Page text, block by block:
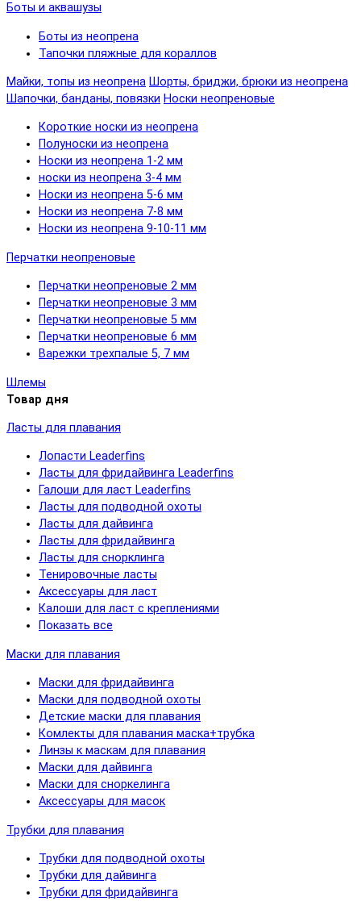
Боты и аквашузы
Боты из неопрена
Тапочки пляжные для кораллов
Майки, топы из неопрена Шорты, бриджи, брюки из неопрена
Шапочки, банданы, повязки Носки неопреновые
Короткие носки из неопрена
Полуноски из неопрена
Носки из неопрена 1-2 мм
носки из неопрена 3-4 мм
Носки из неопрена 5-6 мм
Носки из неопрена 7-8 мм
Носки из неопрена 9-10-11 мм
Перчатки неопреновые
Перчатки неопреновые 2 мм
Перчатки неопреновые 3 мм
Перчатки неопреновые 5 мм
Перчатки неопреновые 6 мм
Варежки трехпалые 5, 7 мм
Шлемы
Товар дня
Ласты для плавания
Лопасти Leaderfins
Ласты для фридайвинга Leaderfins
Галоши для ласт Leaderfins
Ласты для подводной охоты
Ласты для дайвинга
Ласты для фридайвинга
Ласты для снорклинга
Тенировочные ласты
Аксессуары для ласт
Калоши для ласт с креплениями
Показать все
Маски для плавания
Маски для фридайвинга
Маски для подводной охоты
Детские маски для плавания
Комлекты для плавания маска+трубка
Линзы к маскам для плавания
Маски для дайвинга
Маски для сноркелинга
Аксессуары для масок
Трубки для плавания
Трубки для подводной охоты
Трубки для дайвинга
Трубки для фридайвинга